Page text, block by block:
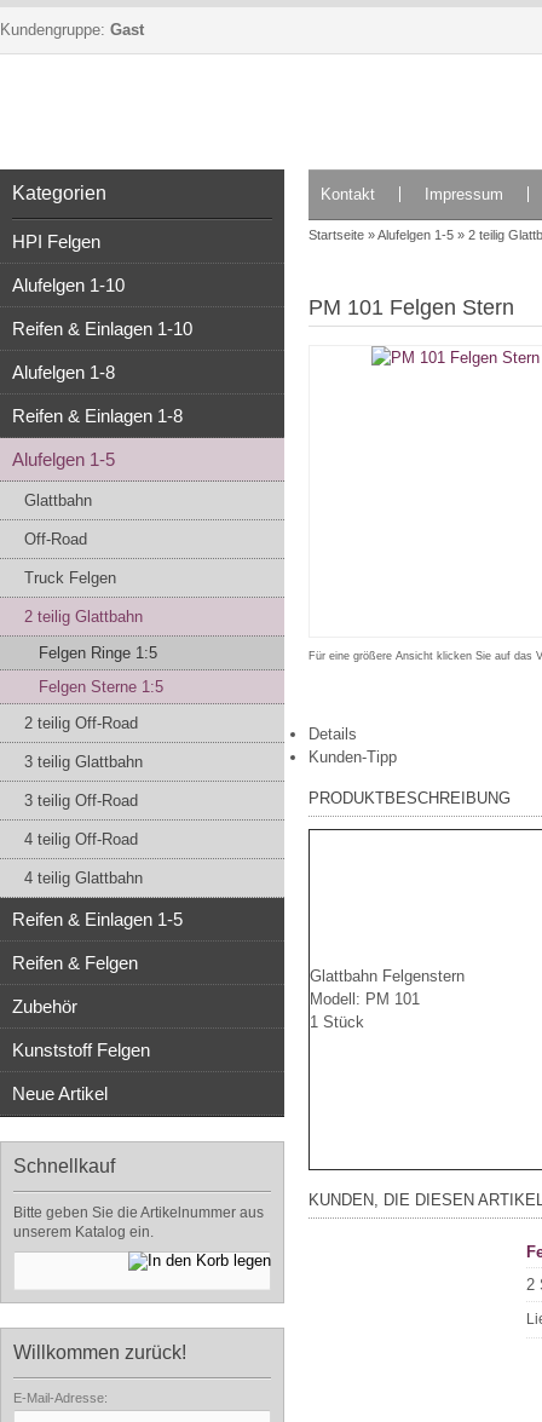
Kundengruppe: Gast
Kategorien
HPI Felgen
Alufelgen 1-10
Reifen & Einlagen 1-10
Alufelgen 1-8
Reifen & Einlagen 1-8
Alufelgen 1-5
Glattbahn
Off-Road
Truck Felgen
2 teilig Glattbahn
Felgen Ringe 1:5
Felgen Sterne 1:5
2 teilig Off-Road
3 teilig Glattbahn
3 teilig Off-Road
4 teilig Off-Road
4 teilig Glattbahn
Reifen & Einlagen 1-5
Reifen & Felgen
Zubehör
Kunststoff Felgen
Neue Artikel
Schnellkauf
Bitte geben Sie die Artikelnummer aus
unserem Katalog ein.
Willkommen zurück!
E-Mail-Adresse:
Kontakt Impressum
Startseite »Alufelgen 1-5 » 2 teilig
PM 101 Felgen Stern
Für eine größere Ansicht klicken Sie auf das
Details
Kunden-Tipp
PRODUKTBESCHREIBUNG
Glattbahn Felgenstern
Modell: PM 101
1 Stück
KUNDEN, DIE DIESEN
2